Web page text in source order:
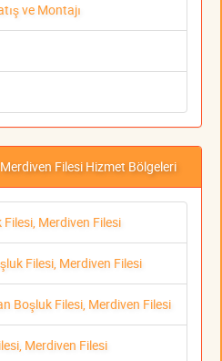
ve Montajı
Filesi Hizmet Bölgeleri
Merdiven Filesi
Filesi, Merdiven Filesi
Boşluk Filesi, Merdiven Filesi
Merdiven Filesi